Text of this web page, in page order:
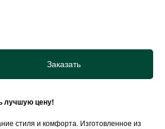
Заказать
лучшую цену!
стиля и комфорта. Изготовленное из